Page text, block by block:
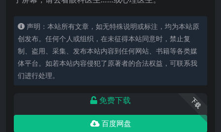
声明：本站所有文章，如无特殊说明或标注，均为本站原
创发布。任何个人或组织，在未征得本站同意时，禁止复
制、盗用、采集、发布本站内容到任何网站、书籍等各类媒
体平台。如若本站内容侵犯了原著者的合法权益，可联系我
们进行处理。
下载
免费下载
百度网盘